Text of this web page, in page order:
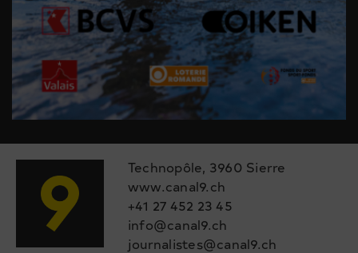
Technopôle, 3960 Sierre
www.canal9.ch
+41 27 452 23 45
info@canal9.ch
journalistes@canal9.ch